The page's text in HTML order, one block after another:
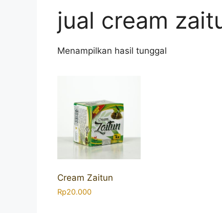
jual cream
Menampilkan hasil tunggal
Cream Zaitun
Rp20.000